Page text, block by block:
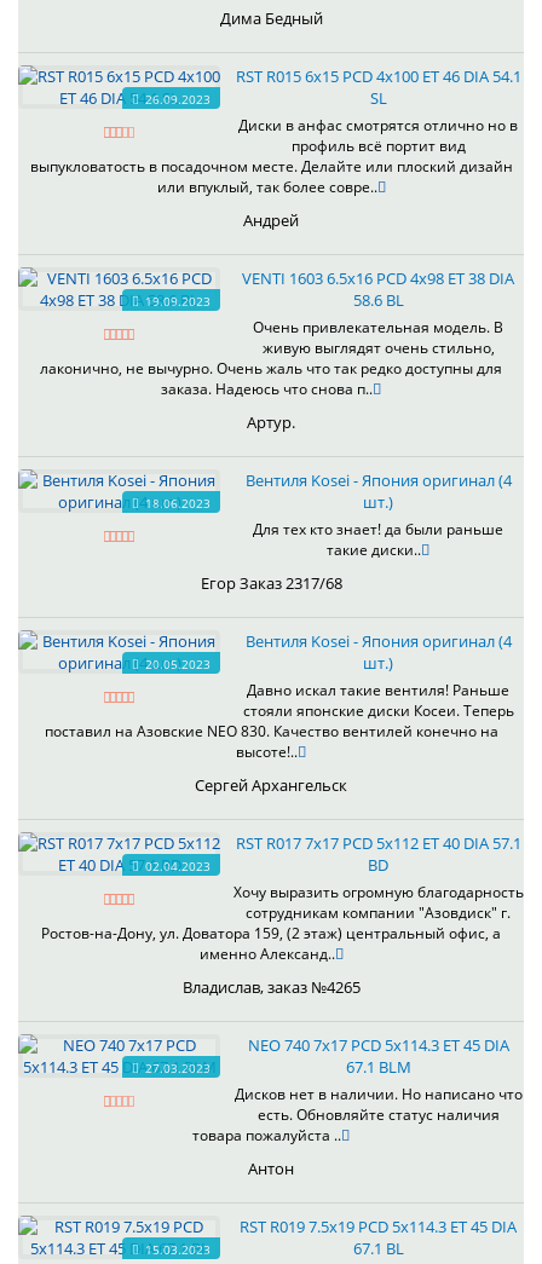
Дима Бедный
26.09.2023
RST R015 6x15 PCD 4x100 ET 46 DIA 54.1
SL
Диски в анфас смотрятся отлично но в
профиль всё портит вид
выпукловатость в посадочном месте. Делайте или плоский дизайн
или впуклый, так более совре..
Андрей
19.09.2023
VENTI 1603 6.5x16 PCD 4x98 ET 38 DIA
58.6 BL
Очень привлекательная модель. В
живую выглядят очень стильно,
лаконично, не вычурно. Очень жаль что так редко доступны для
заказа. Надеюсь что снова п..
Артур.
18.06.2023
Вентиля Kosei - Япония оригинал (4
шт.)
Для тех кто знает! да были раньше
такие диски..
Егор Заказ 2317/68
20.05.2023
Вентиля Kosei - Япония оригинал (4
шт.)
Давно искал такие вентиля! Раньше
стояли японские диски Косеи. Теперь
поставил на Азовские NEO 830. Качество вентилей конечно на
высоте!..
Сергей Архангельск
02.04.2023
RST R017 7x17 PCD 5x112 ET 40 DIA 57.1
BD
Хочу выразить огромную благодарность
сотрудникам компании "Азовдиск" г.
Ростов-на-Дону, ул. Доватора 159, (2 этаж) центральный офис, а
именно Александ..
Владислав, заказ №4265
27.03.2023
NEO 740 7x17 PCD 5x114.3 ET 45 DIA
67.1 BLM
Дисков нет в наличии. Но написано что
есть. Обновляйте статус наличия
товара пожалуйста ..
Антон
15.03.2023
RST R019 7.5x19 PCD 5x114.3 ET 45 DIA
67.1 BL